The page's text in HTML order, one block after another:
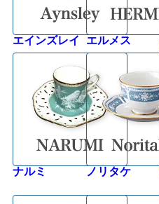
エインズレイ エルメス
ナルミ ノリタケ